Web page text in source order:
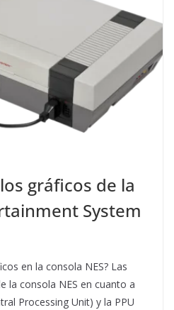
gráficos de la
System
en la consola NES? Las
la consola NES en cuanto a
Processing Unit) y la PPU